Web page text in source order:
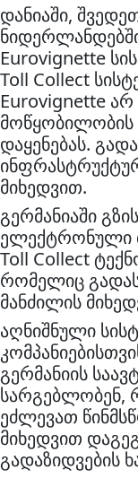
დანიაში,
Eurovignette
Toll Collect
Eurovignette
მოწყობილობის
დაყენებას.
მიხედვით.
გერმანიაში
ელექტრონული
Toll Collect
რომელიც
მანძილის
აღნიშნული
გერმანიის
სარგებლობენ,
ეძლევათ
მიხედვით
გადაზიდვების